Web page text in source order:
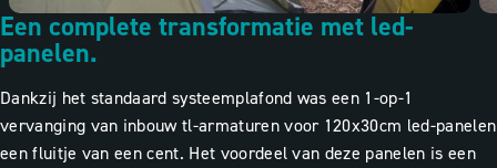
Een complete transformatie met led-
panelen.
Dankzij het standaard systeemplafond was een 1-op-1
vervanging van inbouw tl-armaturen voor 120x30cm led-panelen
een fluitje van een cent. Het voordeel van deze panelen is een